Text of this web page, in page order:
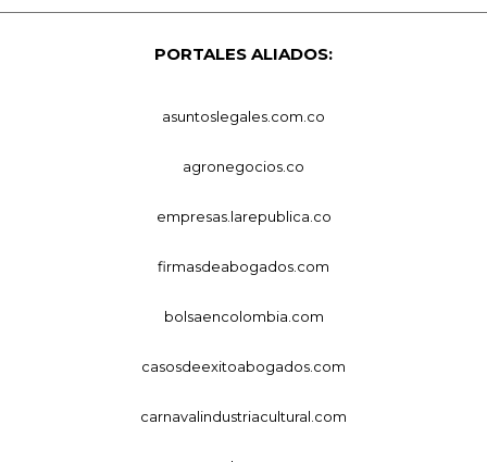
PORTALES ALIADOS:
asuntoslegales.com.co
agronegocios.co
empresas.larepublica.co
firmasdeabogados.com
bolsaencolombia.com
casosdeexitoabogados.com
carnavalindustriacultural.com